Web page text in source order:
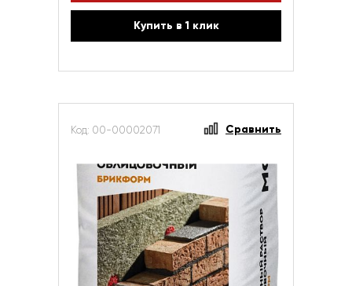
Купить в 1 клик
Код: 00-00002071 Сравнить